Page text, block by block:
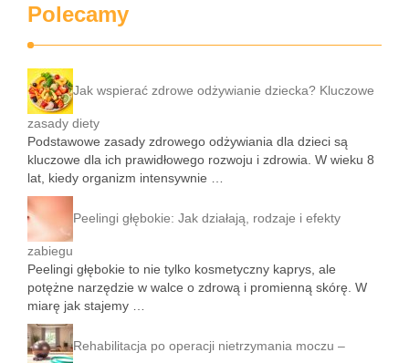
Polecamy
Jak wspierać zdrowe odżywianie dziecka? Kluczowe
zasady diety
Podstawowe zasady zdrowego odżywiania dla dzieci są
kluczowe dla ich prawidłowego rozwoju i zdrowia. W wieku 8
lat, kiedy organizm intensywnie …
Peelingi głębokie: Jak działają, rodzaje i efekty
zabiegu
Peelingi głębokie to nie tylko kosmetyczny kaprys, ale
potężne narzędzie w walce o zdrową i promienną skórę. W
miarę jak stajemy …
Rehabilitacja po operacji nietrzymania moczu –